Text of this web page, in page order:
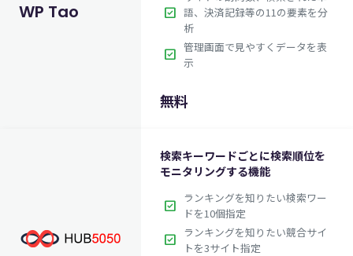
WP Tao check_box 語、決済記録等の11の要素を分
析
check_box 管理画面で見やすくデータを表
示
無料
検索キーワードごとに検索順位を
モニタリングする機能
check_box ランキングを知りたい検索ワー
ドを10個指定
check_box ランキングを知りたい競合サイ
トを3サイト指定